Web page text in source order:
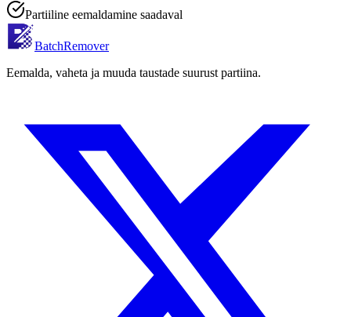
Partiiline eemaldamine saadaval
BatchRemover
Eemalda, vaheta ja muuda taustade suurust partiina.